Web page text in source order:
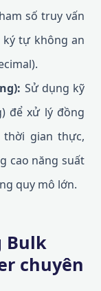
số truy vấn
ký tự không an
Sử dụng kỹ
để xử lý đồng
gian thực,
cao năng suất
quy mô lớn.
Bulk
chuyên